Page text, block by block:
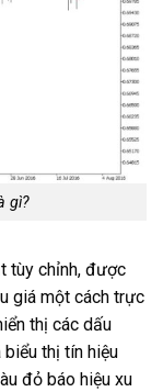
gì?
tùy chỉnh, được
giá một cách trực
thị các dấu
thị tín hiệu
đỏ báo hiệu xu